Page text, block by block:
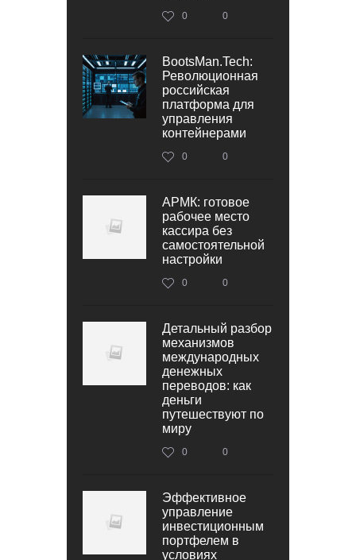
0 0
BootsMan.Tech:
Революционная
российская
платформа для
управления
контейнерами
0 0
АРМК: готовое
рабочее место
кассира без
самостоятельной
настройки
0 0
Детальный разбор
механизмов
международных
денежных
переводов: как
деньги
путешествуют по
миру
0 0
Эффективное
управление
инвестиционным
портфелем в
условиях